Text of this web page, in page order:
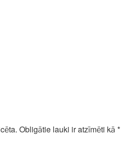
Obligātie lauki ir atzīmēti kā *